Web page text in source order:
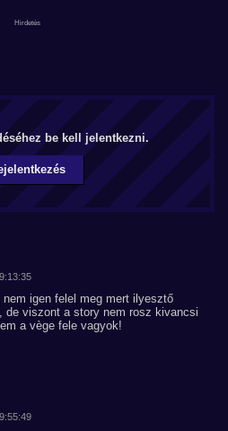
be kell jelentkezni.
igen felel meg mert ilyesztő
de viszont a story nem rosz kivancsi
a vège fele vagyok!